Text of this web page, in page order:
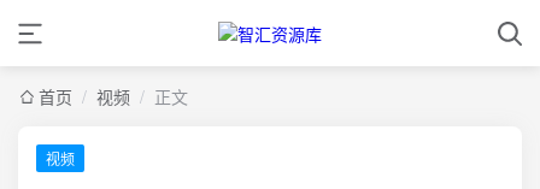
首页 / 视频 / 正文
视频